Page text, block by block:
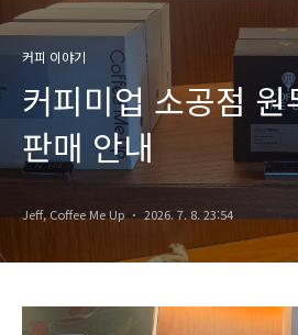
커피 이야기
커피미업 소공점 원
판매 안내
Jeff, Coffee Me Up 2026. 7. 8. 23:54